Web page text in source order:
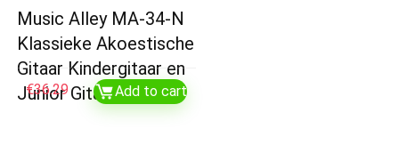
Music Alley MA-34-N
Klassieke Akoestische
Gitaar Kindergitaar en
Junior Gitaar
€36.29 Add to cart